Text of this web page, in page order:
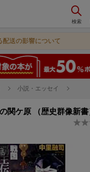
配送の影響について
小説・エッセイ
関ケ原 （歴史群像新書